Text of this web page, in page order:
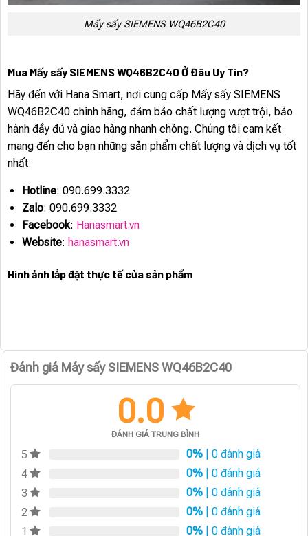
Mấy sấy SIEMENS WQ46B2C40
Mua Mấy sấy SIEMENS WQ46B2C40 Ở Đâu Uy Tín?
Hãy đến với Hana Smart, nơi cung cấp Mấy sấy SIEMENS
WQ46B2C40 chính hãng, đảm bảo chất lượng vượt trội, bảo
hành đầy đủ và giao hàng nhanh chóng. Chúng tôi cam kết
mang đến cho bạn những sản phẩm chất lượng và dịch vụ tốt
nhất.
Hotline: 090.699.3332
Zalo: 090.699.3332
Facebook: Hanasmart.vn
Website: hanasmart.vn
Hình ảnh lắp đặt thực tế của sản phẩm
Đánh giá Máy sấy SIEMENS WQ46B2C40
0.0
ĐÁNH GIÁ TRUNG BÌNH
5 0% | 0 đánh giá
4
0% | 0 đánh giá
3
0% | 0 đánh giá
2
0% | 0 đánh giá
1
0% | 0 đánh giá